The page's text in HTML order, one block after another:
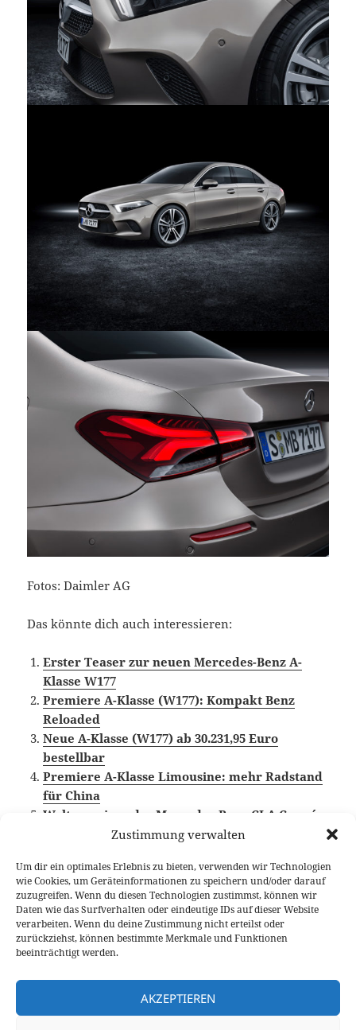
Zustimmung verwalten
Um dir ein optimales Erlebnis zu bieten, verwenden wir Technologien
wie Cookies, um Geräteinformationen zu speichern und/oder darauf
zuzugreifen. Wenn du diesen Technologien zustimmst, können wir
Daten wie das Surfverhalten oder eindeutige IDs auf dieser Website
verarbeiten. Wenn du deine Zustimmung nicht erteilst oder
zurückziehst, können bestimmte Merkmale und Funktionen
beeinträchtigt werden.
AKZEPTIEREN
Fotos: Daimler AG
Das könnte dich auch interessieren:
Erster Teaser zur neuen Mercedes-Benz A-
Klasse W177
Premiere A-Klasse (W177): Kompakt Benz
Reloaded
Neue A-Klasse (W177) ab 30.231,95 Euro
bestellbar
Premiere A-Klasse Limousine: mehr Radstand
für China
Weltpremiere des Mercedes-Benz CLA Coupé
Veröffentlicht
am
26. Juli 2018 Autor
Fabian Meßner Kategorien
News Schlagwörter
Limousine,
Mercedes-Benz,Mercedes-Benz A-Klasse
Beitragsnavigation
VORHERIGER
Beitrag:
Weltpremiere und Sitzprobe des neuen
Porsche Macan